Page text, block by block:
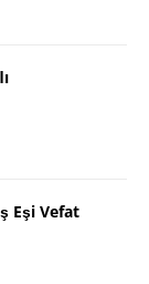
Eşi Vefat